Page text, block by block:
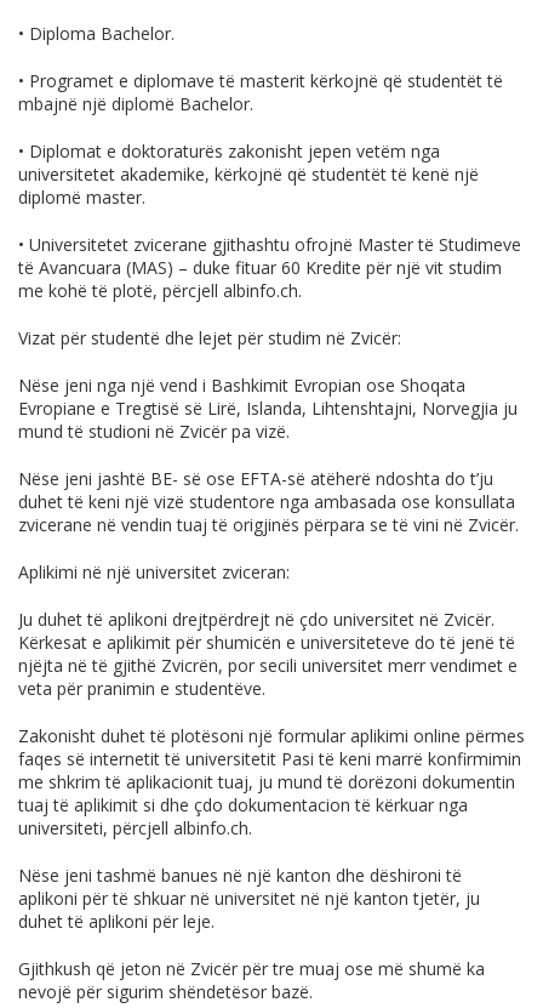
• Diploma Bachelor.
• Programet e diplomave të masterit kërkojnë që studentët të
mbajnë një diplomë Bachelor.
• Diplomat e doktoraturës zakonisht jepen vetëm nga
universitetet akademike, kërkojnë që studentët të kenë një
diplomë master.
• Universitetet zvicerane gjithashtu ofrojnë Master të Studimeve
të Avancuara (MAS) – duke fituar 60 Kredite për një vit studim
me kohë të plotë, përcjell albinfo.ch.
Vizat për studentë dhe lejet për studim në Zvicër:
Nëse jeni nga një vend i Bashkimit Evropian ose Shoqata
Evropiane e Tregtisë së Lirë, Islanda, Lihtenshtajni, Norvegjia ju
mund të studioni në Zvicër pa vizë.
Nëse jeni jashtë BE- së ose EFTA-së atëherë ndoshta do t’ju
duhet të keni një vizë studentore nga ambasada ose konsullata
zvicerane në vendin tuaj të origjinës përpara se të vini në Zvicër.
Aplikimi në një universitet zviceran:
Ju duhet të aplikoni drejtpërdrejt në çdo universitet në Zvicër.
Kërkesat e aplikimit për shumicën e universiteteve do të jenë të
njëjta në të gjithë Zvicrën, por secili universitet merr vendimet e
veta për pranimin e studentëve.
Zakonisht duhet të plotësoni një formular aplikimi online përmes
faqes së internetit të universitetit Pasi të keni marrë konfirmimin
me shkrim të aplikacionit tuaj, ju mund të dorëzoni dokumentin
tuaj të aplikimit si dhe çdo dokumentacion të kërkuar nga
universiteti, përcjell albinfo.ch.
Nëse jeni tashmë banues në një kanton dhe dëshironi të
aplikoni për të shkuar në universitet në një kanton tjetër, ju
duhet të aplikoni për leje.
Gjithkush që jeton në Zvicër për tre muaj ose më shumë ka
nevojë për sigurim shëndetësor bazë.